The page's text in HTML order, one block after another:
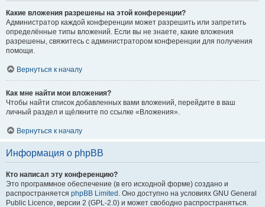
Какие вложения разрешены на этой конференции?
Администратор каждой конференции может разрешить или запретить
определённые типы вложений. Если вы не знаете, какие вложения
разрешены, свяжитесь с администратором конференции для получения
помощи.
Вернуться к началу
Как мне найти мои вложения?
Чтобы найти список добавленных вами вложений, перейдите в ваш
личный раздел и щёлкните по ссылке «Вложения».
Вернуться к началу
Информация о phpBB
Кто написал эту конференцию?
Это программное обеспечение (в его исходной форме) создано и
распространяется phpBB Limited . Оно доступно на условиях GNU General
Public Licence, версии 2 (GPL-2.0) и может свободно распространяться.